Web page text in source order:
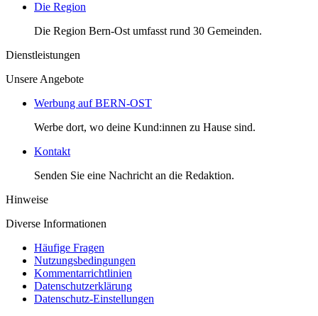
Die Region
Die Region Bern-Ost umfasst rund 30 Gemeinden.
Dienstleistungen
Unsere Angebote
Werbung auf BERN-OST
Werbe dort, wo deine Kund:innen zu Hause sind.
Kontakt
Senden Sie eine Nachricht an die Redaktion.
Hinweise
Diverse Informationen
Häufige Fragen
Nutzungsbedingungen
Kommentarrichtlinien
Datenschutzerklärung
Datenschutz-Einstellungen